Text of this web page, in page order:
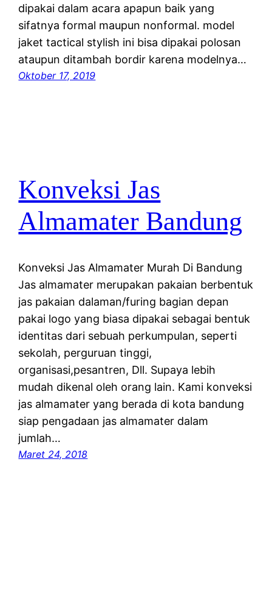
dipakai dalam acara apapun baik yang
sifatnya formal maupun nonformal. model
jaket tactical stylish ini bisa dipakai polosan
ataupun ditambah bordir karena modelnya…
Oktober 17, 2019
Konveksi Jas
Almamater Bandung
Konveksi Jas Almamater Murah Di Bandung
Jas almamater merupakan pakaian berbentuk
jas pakaian dalaman/furing bagian depan
pakai logo yang biasa dipakai sebagai bentuk
identitas dari sebuah perkumpulan, seperti
sekolah, perguruan tinggi,
organisasi,pesantren, Dll. Supaya lebih
mudah dikenal oleh orang lain. Kami konveksi
jas almamater yang berada di kota bandung
siap pengadaan jas almamater dalam
jumlah…
Maret 24, 2018